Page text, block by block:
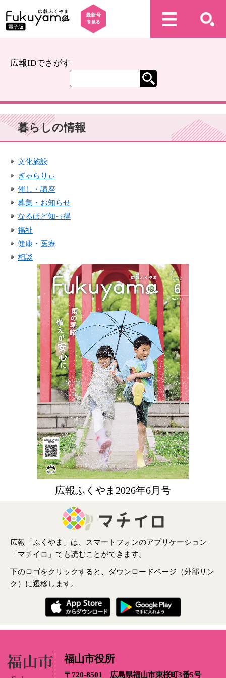
広報IDでさがす
広報ふくやま2026年6月号
広報「ふくやま」は、スマートフォンのアプリケーション
「マチイロ」でも読むことができます。
下のロゴをクリックすると、ダウンロードページ（外部リン
ク）に遷移します。
暮らしの情報
文化施設
ぎゃらりぃ
催し・講座
募集・お知らせ
なるほど知っ得
福祉
健康・医療
相談
福山市役所
〒720-8501 広島県福山市東桜町3番5号